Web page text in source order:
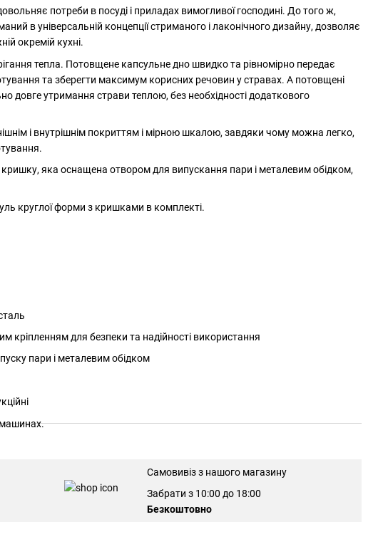
потреби в посуді і приладах вимогливої господині. До того ж,
в універсальній концепції стриманого і лаконічного дизайну, дозволяє
окремій кухні.
тепла. Потовщене капсульне дно швидко та рівномірно передає
та зберегти максимум корисних речовин у стравах. А потовщені
довге утримання страви теплою, без необхідності додаткового
і внутрішнім покриттям і мірною шкалою, завдяки чому можна легко,
яка оснащена отвором для випускання пари і металевим обідком,
круглої форми з кришками в комплекті.
кріпленням для безпеки та надійності використання
пари і металевим обідком
Самовивіз з нашого магазину
Забрати з 10:00 до 18:00
Безкоштовно